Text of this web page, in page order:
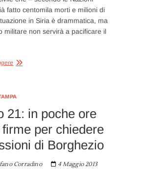
fatto centomila morti e milioni di
in Siria è drammatica, ma
militare non servirà a pacificare il
21: in poche ore
per chiedere
di Borghezio
Corradino 4 Maggio 2013